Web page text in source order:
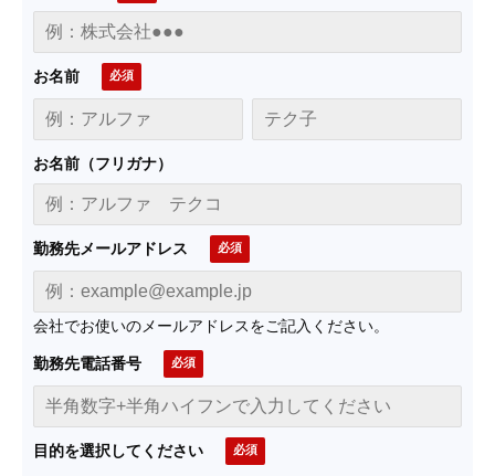
お名前
お名前（フリガナ）
勤務先メールアドレス
会社でお使いのメールアドレスをご記入ください。
勤務先電話番号
目的を選択してください